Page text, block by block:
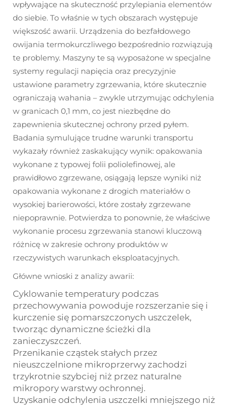
wpływające na skuteczność przylepiania elementów
do siebie. To właśnie w tych obszarach występuje
większość awarii. Urządzenia do bezfałdowego
owijania termokurczliwego bezpośrednio rozwiązują
te problemy. Maszyny te są wyposażone w specjalne
systemy regulacji napięcia oraz precyzyjnie
ustawione parametry zgrzewania, które skutecznie
ograniczają wahania – zwykle utrzymując odchylenia
w granicach 0,1 mm, co jest niezbędne do
zapewnienia skutecznej ochrony przed pyłem.
Badania symulujące trudne warunki transportu
wykazały również zaskakujący wynik: opakowania
wykonane z typowej folii poliolefinowej, ale
prawidłowo zgrzewane, osiągają lepsze wyniki niż
opakowania wykonane z drogich materiałów o
wysokiej barierowości, które zostały zgrzewane
niepoprawnie. Potwierdza to ponownie, że właściwe
wykonanie procesu zgrzewania stanowi kluczową
różnicę w zakresie ochrony produktów w
rzeczywistych warunkach eksploatacyjnych.
Główne wnioski z analizy awarii:
Cyklowanie temperatury podczas
przechowywania powoduje rozszerzanie się i
kurczenie się pomarszczonych uszczelek,
tworząc dynamiczne ścieżki dla
zanieczyszczeń.
Przenikanie cząstek stałych przez
nieuszczelnione mikroprzerwy zachodzi
trzykrotnie szybciej niż przez naturalne
mikropory warstwy ochronnej.
Uzyskanie odchylenia uszczelki mniejszego niż